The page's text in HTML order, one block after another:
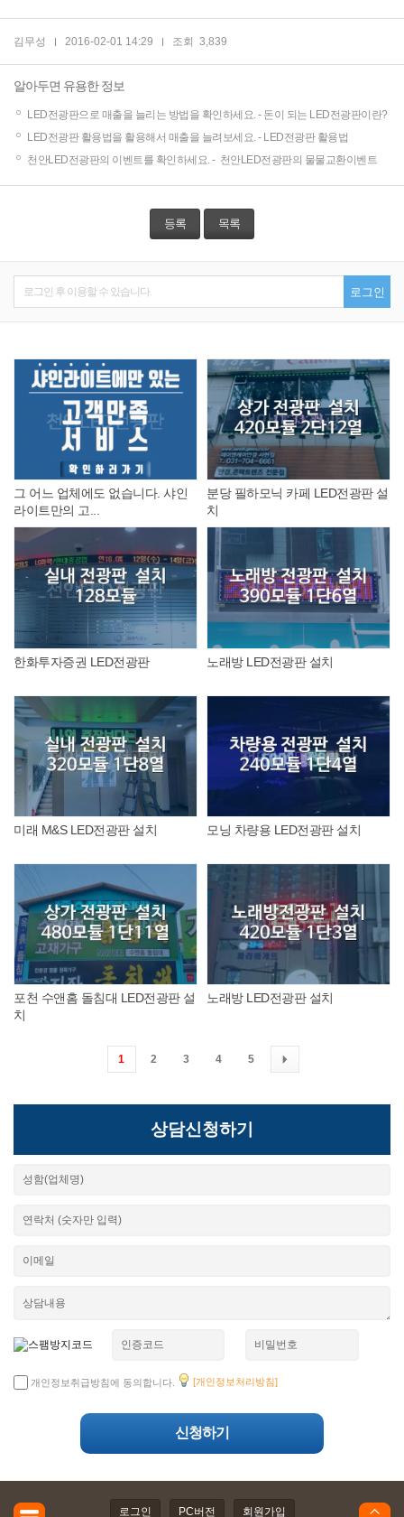
김무성 2016-02-01 14:29 조회 3,839
알아두면 유용한 정보
LED전광판으로 매출을 늘리는 방법을 확인하세요. - 돈이 되는 LED전광판이란?
LED전광판 활용법을 활용해서 매출을 늘려보세요. - LED전광판 활용법
천안LED전광판의 이벤트를 확인하세요. - 천안LED전광판의 물물교환이벤트
등록 목록
로그인 후 이용할 수 있습니다. 로그인
그 어느 업체에도 없습니다. 샤인
라이트만의 고...
분당 필하모닉 카페 LED전광판 설
치
한화투자증권 LED전광판 노래방 LED전광판 설치
미래 M&S LED전광판 설치 모닝 차량용 LED전광판 설치
포천 수앤홈 돌침대 LED전광판 설
치
노래방 LED전광판 설치
1 2 3 4 5
상담신청하기
개인정보취급방침에 동의합니다. [개인정보처리방침]
로그인 PC버전 회원가입